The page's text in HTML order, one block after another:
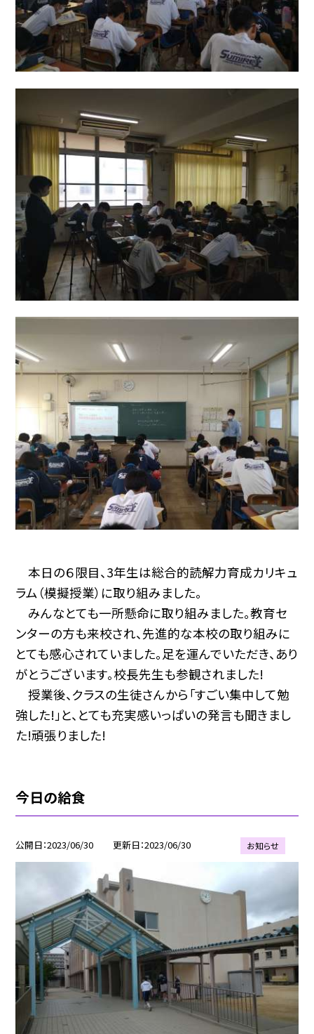
本日の６限目、3年生は総合的読解力育成カリキュ
ラム（模擬授業）に取り組みました。
みんなとても一所懸命に取り組みました。教育セ
ンターの方も来校され、先進的な本校の取り組みに
とても感心されていました。足を運んでいただき、あり
がとうございます。校長先生も参観されました!
授業後、クラスの生徒さんから「すごい集中して勉
強した!」と、とても充実感いっぱいの発言も聞きまし
た!頑張りました!
今日の給食
公開日 2023/06/30 更新日 2023/06/30 お知らせ